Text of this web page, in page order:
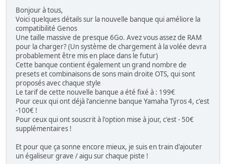
Bonjour à tous,
Voici quelques détails sur la nouvelle banque qui améliore la
compatibilité Genos
Une taille massive de presque 6Go. Avez vous assez de RAM
pour la charger? (Un système de chargement à la volée devra
probablement être mis en place dans le futur)
Cette banque contient également un grand nombre de
presets et combinaisons de sons main droite OTS, qui sont
proposés avec chaque style
Le tarif de cette nouvelle banque a été fixé à : 199€
Pour ceux qui ont déjà l'ancienne banque Yamaha Tyros 4, c'est
-100€ !
Pour ceux qui ont souscrit à l'option mise à jour, c'est - 50€
supplémentaires !
Et pour que ça sonne encore mieux, je suis en train d'ajouter
un égaliseur grave / aigu sur chaque piste !